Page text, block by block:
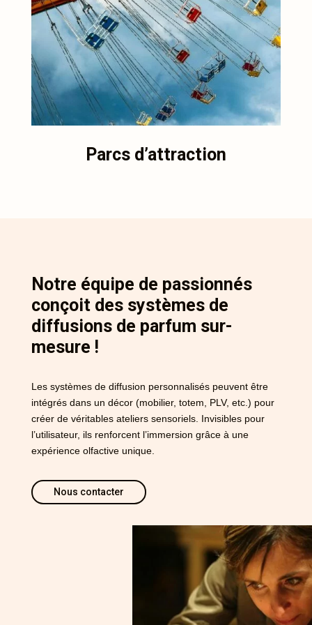
Parcs d’attraction
Notre équipe de passionnés
conçoit des systèmes de
diffusions de parfum sur-
mesure !
Les systèmes de diffusion personnalisés peuvent être
intégrés dans un décor (mobilier, totem, PLV, etc.) pour
créer de véritables ateliers sensoriels. Invisibles pour
l’utilisateur, ils renforcent l’immersion grâce à une
expérience olfactive unique.
Nous contacter